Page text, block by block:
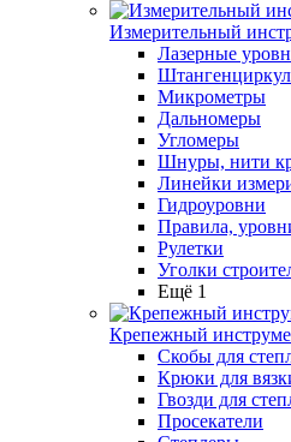
Измерительный
Лазерные
Микрометры
Дальномеры
Угломеры
Шнуры, нити
Линейки
Гидроуровни
Правила,
Рулетки
Уголки
Ещё 1
Крепежный
Скобы для
Крюки для
Гвозди для
Просекатели